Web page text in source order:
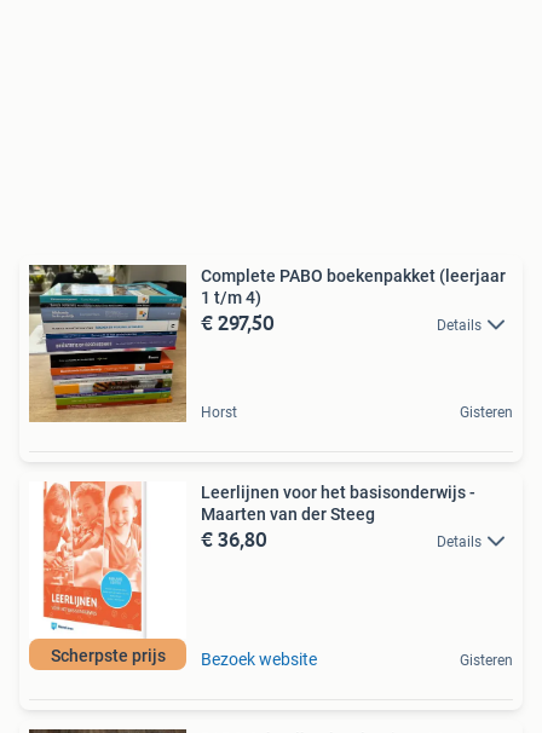
Complete PABO boekenpakket (leerjaar
1 t/m 4)
€ 297,50 Details
Horst Gisteren
Scherpste prijs
Leerlijnen voor het basisonderwijs -
Maarten van der Steeg
€ 36,80 Details
Bezoek website Gisteren